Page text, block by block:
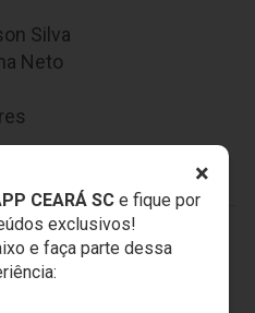
×
CEARÁ SCe fique por
exclusivos!
e faça parte dessa
Silva
Neto